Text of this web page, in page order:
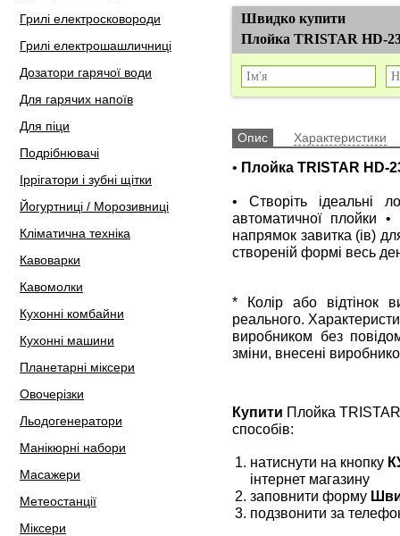
Грилі електросковороди
Грилі електрошашличниці
Дозатори гарячої води
Для гарячих напоїв
Для піци
Подрібнювачі
Іррігатори і зубні щітки
Йогуртниці / Морозивниці
Кліматична техніка
Кавоварки
Кавомолки
Кухонні комбайни
Кухонні машини
Планетарні міксери
Овочерізки
Льодогенератори
Манікюрні набори
Масажери
Метеостанції
Міксери
Швидко купити
Плойка TRISTAR HD-
Опис Характеристики
• Плойка TRISTAR HD-
• Створіть ідеальні
автоматичної плойки •
напрямок завитка (ів)
створеній формі весь
* Колір або відтінок
реального.
виробником без
зміни, внесені
Купити Плойка
способів:
натиснути на кнопку
інтернет магазину
заповнити форму
подзвонити за